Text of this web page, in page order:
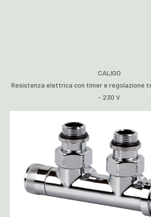
CALIGO
Resistenza elettrica con timer e regolazione
- 230 V